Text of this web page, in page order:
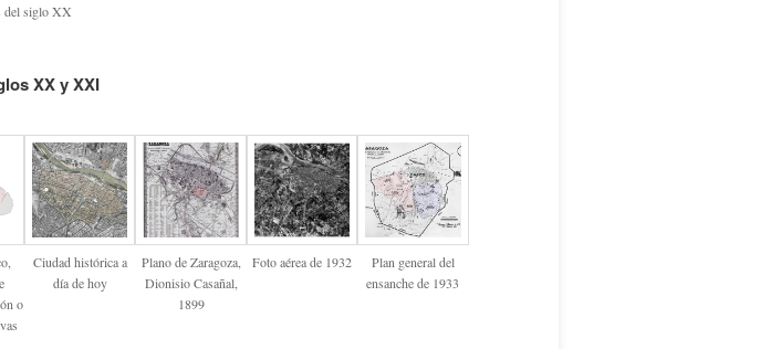
del siglo XX
XX y XXI
o
Ciudad histórica a
día de hoy
Plano de Zaragoza,
Dionisio Casañal,
1899
Foto aérea de 1932
Plan general del
ensanche de 1933